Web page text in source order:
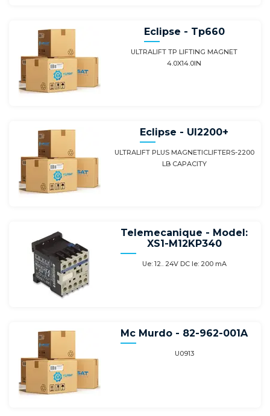
Eclipse - Tp660
ULTRALIFT TP LIFTING MAGNET
4.0X14.0IN
Eclipse - Ul2200+
ULTRALIFT PLUS MAGNETICLIFTERS-2200
LB CAPACITY
Telemecanique - Model:
XS1-M12KP340
Ue: 12.. 24V DC Ie: 200 mA
Mc Murdo - 82-962-001A
U0913